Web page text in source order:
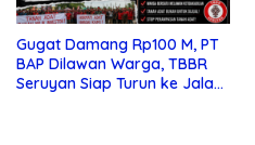
Gugat Damang Rp100 M, PT
BAP Dilawan Warga, TBBR
Seruyan Siap Turun ke Jalan